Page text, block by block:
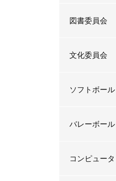
図書委員会
文化委員会
ソフトボール
バレーボール
コンピュータ